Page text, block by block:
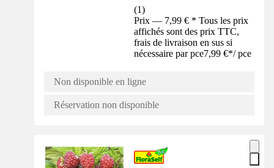
(1)
Prix — 7,99 € * Tous les prix
affichés sont des prix TTC,
frais de livraison en sus si
nécessaire par pce7,99 €*/ pce
Non disponible en ligne
Réservation non disponible